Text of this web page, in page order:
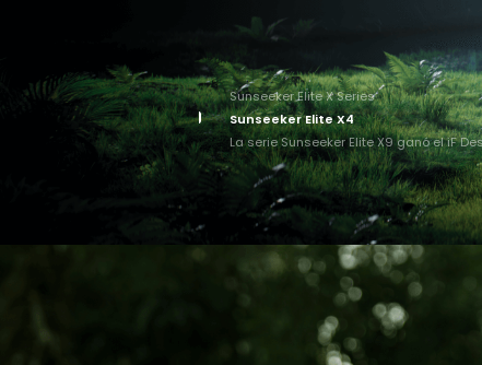
Sunseeker Elite X Series
Sunseeker Elite X4
La serie Sunseeker Elite X9 ganó el iF